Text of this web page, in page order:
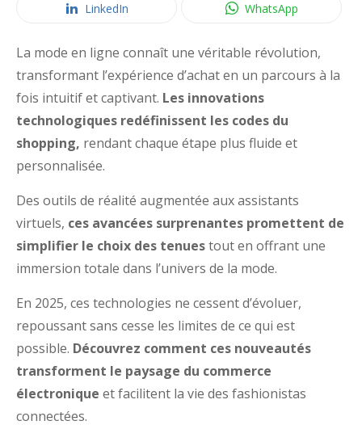
LinkedIn WhatsApp
La mode en ligne connaît une véritable révolution,
transformant l’expérience d’achat en un parcours à la
fois intuitif et captivant. Les innovations
technologiques redéfinissent les codes du
shopping, rendant chaque étape plus fluide et
personnalisée.
Des outils de réalité augmentée aux assistants
virtuels, ces avancées surprenantes promettent de
simplifier le choix des tenuestout en offrant une
immersion totale dans l’univers de la mode.
En 2025, ces technologies ne cessent d’évoluer,
repoussant sans cesse les limites de ce qui est
possible. Découvrez comment ces nouveautés
transforment le paysage du commerce
électronique et facilitent la vie des fashionistas
connectées.